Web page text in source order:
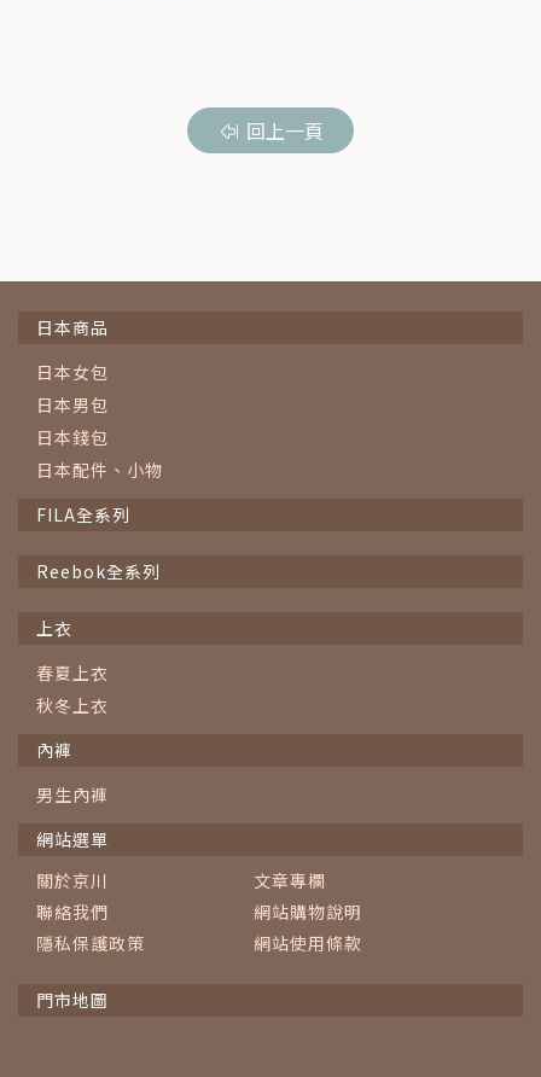
回上一頁
日本商品
日本女包
日本男包
日本錢包
日本配件、小物
FILA全系列
Reebok全系列
上衣
春夏上衣
秋冬上衣
內褲
男生內褲
網站選單
關於京川
文章專欄
聯絡我們
網站購物說明
隱私保護政策
網站使用條款
門市地圖